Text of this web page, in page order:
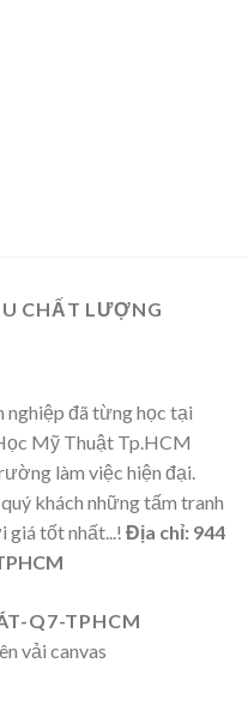
CHẤT LƯỢNG
nghiệp đã từng học tại
Mỹ Thuật Tp.HCM
làm việc hiện đại.
khách những tấm tranh
giá tốt nhất...! Địa chỉ: 944
Q7-TPHCM
vải canvas